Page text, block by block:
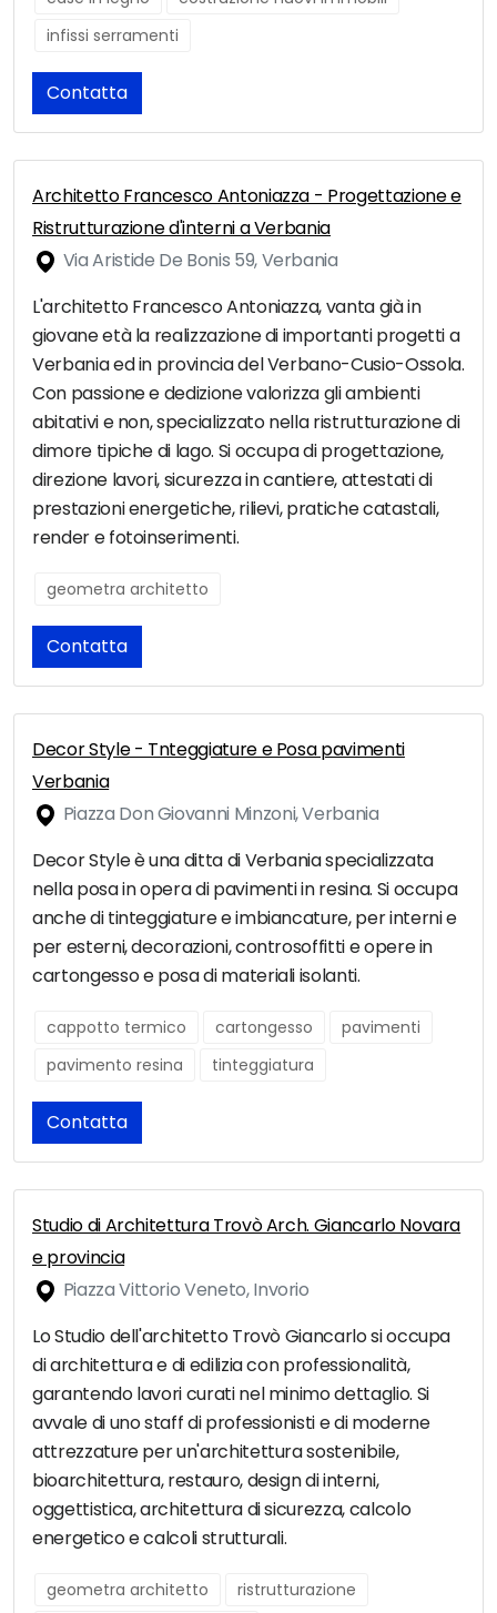
infissi serramenti
Contatta
Architetto Francesco Antoniazza - Progettazione e
Ristrutturazione d'interni a Verbania
Via Aristide De Bonis 59, Verbania
L'architetto Francesco Antoniazza, vanta già in
giovane età la realizzazione di importanti progetti a
Verbania ed in provincia del Verbano-Cusio-Ossola.
Con passione e dedizione valorizza gli ambienti
abitativi e non, specializzato nella ristrutturazione di
dimore tipiche di lago. Si occupa di progettazione,
direzione lavori, sicurezza in cantiere, attestati di
prestazioni energetiche, rilievi, pratiche catastali,
render e fotoinserimenti.
geometra architetto
Contatta
Decor Style - Tnteggiature e Posa pavimenti
Verbania
Piazza Don Giovanni Minzoni, Verbania
Decor Style è una ditta di Verbania specializzata
nella posa in opera di pavimenti in resina. Si occupa
anche di tinteggiature e imbiancature, per interni e
per esterni, decorazioni, controsoffitti e opere in
cartongesso e posa di materiali isolanti.
cappotto termico cartongesso
pavimenti
pavimento resina
tinteggiatura
Contatta
Studio di Architettura Trovò Arch. Giancarlo Novara
e provincia
Piazza Vittorio Veneto, Invorio
Lo Studio dell'architetto Trovò Giancarlo si occupa
di architettura e di edilizia con professionalità,
garantendo lavori curati nel minimo dettaglio. Si
avvale di uno staff di professionisti e di moderne
attrezzature per un'architettura sostenibile,
bioarchitettura, restauro, design di interni,
oggettistica, architettura di sicurezza, calcolo
energetico e calcoli strutturali.
geometra architetto
ristrutturazione